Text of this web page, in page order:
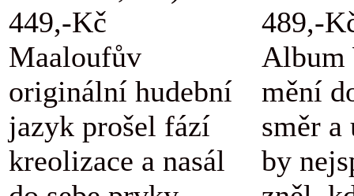
449,-Kč
Maaloufův
originální hudební
jazyk prošel fází
kreolizace a nasál
489,-
Album
mění
směr a
by